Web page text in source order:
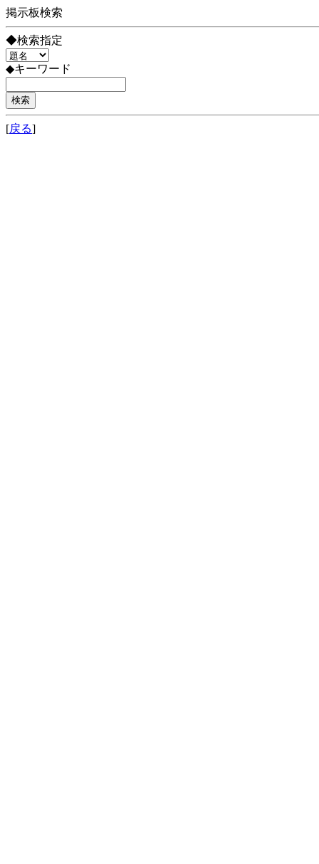
掲示板検索
◆検索指定
◆キーワード
[戻る]